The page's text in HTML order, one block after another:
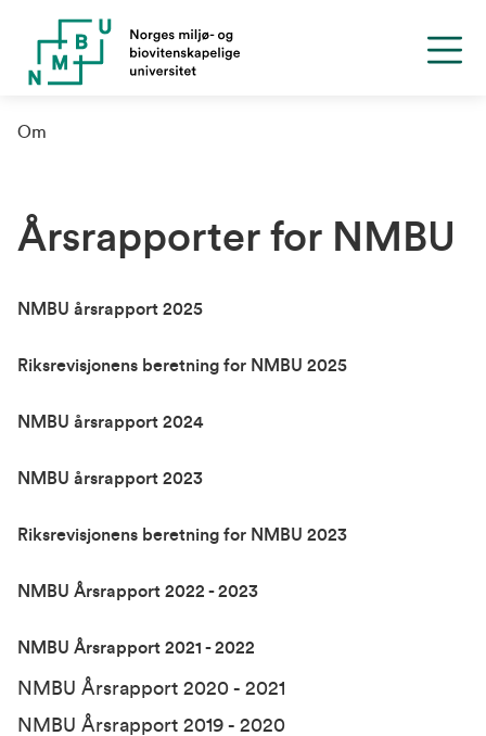
Om
Årsrapporter for NMBU
NMBU årsrapport 2025
Riksrevisjonens beretning for NMBU 2025
NMBU årsrapport 2024
NMBU årsrapport 2023
Riksrevisjonens beretning for NMBU 2023
NMBU Årsrapport 2022 - 2023
NMBU Årsrapport 2021 - 2022
NMBU Årsrapport 2020 - 2021
NMBU Årsrapport 2019 - 2020